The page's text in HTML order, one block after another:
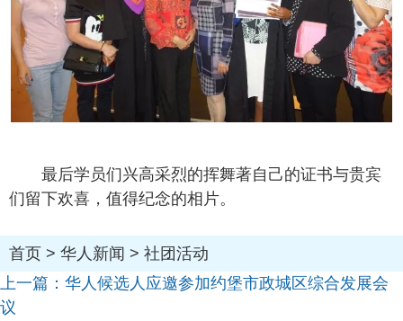
最后学员们兴高采烈的挥舞著自己的证书与贵宾
们留下欢喜，值得纪念的相片。
首页 > 华人新闻 > 社团活动
上一篇： 华人候选人应邀参加约堡市政城区综合发展会
议